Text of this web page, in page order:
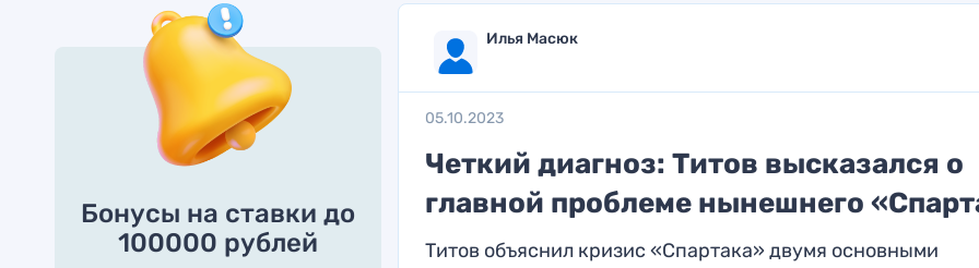
Бонусы на ставки до
100000 рублей
Илья Масюк
05.10.2023
Четкий диагноз: Титов высказался о
главной проблеме нынешнего
Титов объяснил кризис «Спартака» двумя основными